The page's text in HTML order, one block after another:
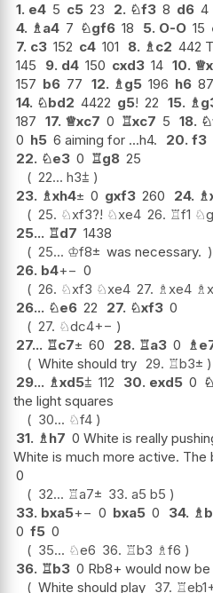
1. e4 5 c5 23 2. ♘f3 8 d6 4
4. ♗a4 7 ♘gf6 18 5. O-O 15
7. c3 152 c4 101 8. ♗c2 442
145
9. d4 150 cxd3 14 10. ♕
157 b6 77 12. ♗g5 196 h6 87
14. ♘bd2 4422 g5! 22 15. ♗
187 17. ♕xc7 0 ♖xc7 5 18. ♘
0 h5 6 aiming for ...h4. 20. f3
22. ♘e3 0 ♖g8 25
22... h3⩲
23. ♗xh4± 0 gxf3 260 24. ♗
25. ♘xf3?! ♘xe4 26. ♖f1 ♘
25... ♖d7 1438
25... ♔f8± was necessary.
26. b4+− 0
26. ♘xf3 ♘xe4 27. ♗xe4 ♗
26... ♘e6 22 27. ♘xf3 0
27. ♘dc4+−
27... ♖c7± 60 28. ♖a3 0 ♗
White should try 29. ♖b3±
29... ♗xd5⩲ 112 30. exd5 0 ♘
the light squares
30... ♘f4
31. ♗h7 0 White is really
White is much more active. The
0
32... ♖a7± 33. a5 b5
33. bxa5+− 0 bxa5 0 34. ♗
0 f5 0
35... ♘e6 36. ♖b3 ♗f6
36. ♖b3 0 Rb8+ would now be
White should play 37. ♖eb1